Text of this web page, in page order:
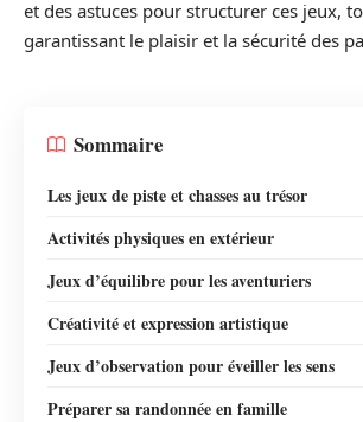
et des astuces pour structurer ces jeux,
garantissant le plaisir et la sécurité des
Sommaire
Les jeux de piste et chasses au trésor
Activités physiques en extérieur
Jeux d’équilibre pour les aventuriers
Créativité et expression artistique
Jeux d’observation pour éveiller les sens
Préparer sa randonnée en famille